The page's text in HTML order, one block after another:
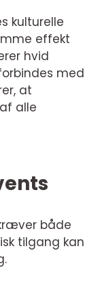
kulturelle
effekt
hvid
med
at
alle
både
tilgang kan